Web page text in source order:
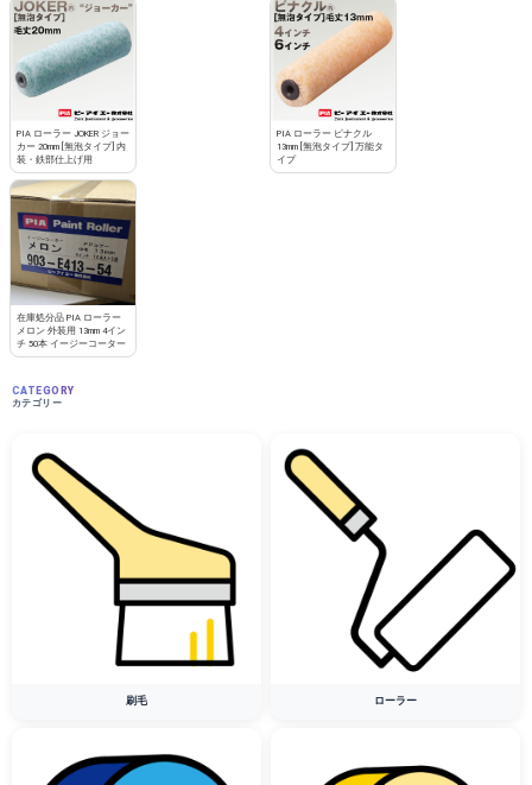
PIA ローラー JOKER ジョー
カー 20mm [無泡タイプ] 内
装・鉄部仕上げ用
PIA ローラー ピナクル
13mm [無泡タイプ] 万能タ
イプ
在庫処分品 PIA ローラー
メロン 外装用 13mm 4イン
チ 50本 イージーコーター
CATEGORY
カテゴリー
刷毛 ローラー